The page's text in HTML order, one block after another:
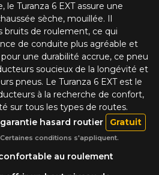
Turanza 6 EXT assure une
sèche, mouillée. Il
bruits de roulement, ce qui
de conduite plus agréable et
une durabilité accrue, ce pneu
soucieux de la longévité et
pneus. Le Turanza 6 EXT est le
à la recherche de confort,
sur tous les types de routes.
au roulement
hasard routier Gratuit
conditions s'appliquent.